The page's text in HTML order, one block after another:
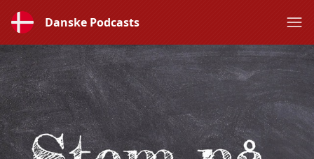
Danske Podcasts